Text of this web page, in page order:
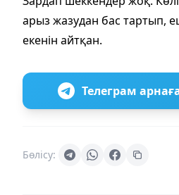
арыз жазудан бас тартып,
екенін айтқан.
Телеграм
Бөлісу: